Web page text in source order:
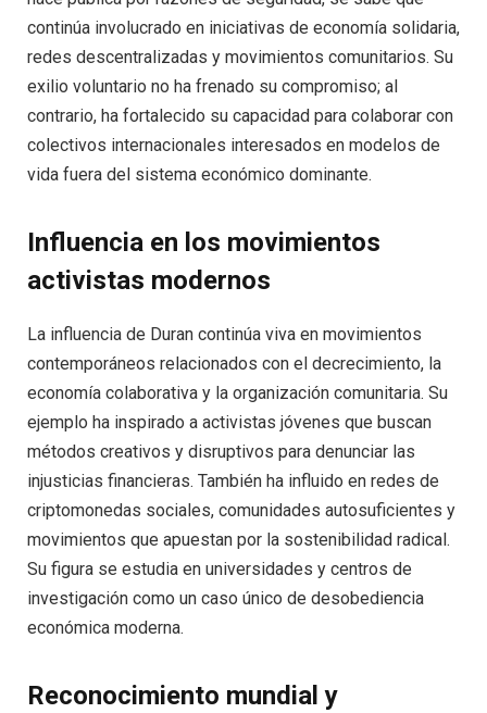
continúa involucrado en iniciativas de economía solidaria,
redes descentralizadas y movimientos comunitarios. Su
exilio voluntario no ha frenado su compromiso; al
contrario, ha fortalecido su capacidad para colaborar con
colectivos internacionales interesados en modelos de
vida fuera del sistema económico dominante.
Influencia en los movimientos
activistas modernos
La influencia de Duran continúa viva en movimientos
contemporáneos relacionados con el decrecimiento, la
economía colaborativa y la organización comunitaria. Su
ejemplo ha inspirado a activistas jóvenes que buscan
métodos creativos y disruptivos para denunciar las
injusticias financieras. También ha influido en redes de
criptomonedas sociales, comunidades autosuficientes y
movimientos que apuestan por la sostenibilidad radical.
Su figura se estudia en universidades y centros de
investigación como un caso único de desobediencia
económica moderna.
Reconocimiento mundial y